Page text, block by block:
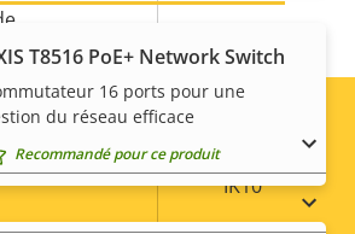
contre
IK10
T8516 PoE+ Network Switch
16 ports pour une
du réseau efficace
Recommandé pour ce produit